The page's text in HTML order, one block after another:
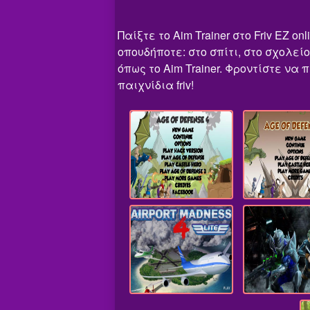
Παίξτε το Aim Trainer στο Friv EZ
οπουδήποτε: στο σπίτι, στο
όπως το Aim Trainer. Φροντίστε να
παιχνίδια friv!